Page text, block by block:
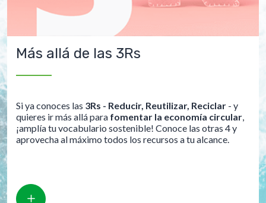
Más allá de las 3Rs
Si ya conoces las 3Rs - Reducir, Reutilizar, Reciclar - y
quieres ir más allá para fomentar la economía circular
¡amplía tu vocabulario sostenible! Conoce las otras 4 y
aprovecha al máximo todos los recursos a tu alcance.